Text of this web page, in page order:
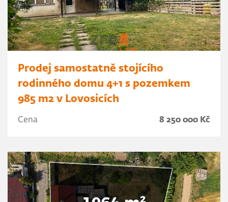
Prodej samostatně stojícího
rodinného domu 4+1 s pozemkem
985 m2 v Lovosicích
Cena 8 250 000 Kč